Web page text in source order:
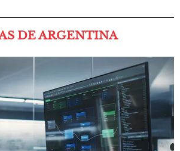
DE ARGENTINA